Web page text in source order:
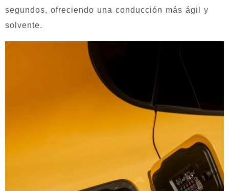
segundos, ofreciendo una conducción más ágil y
solvente.